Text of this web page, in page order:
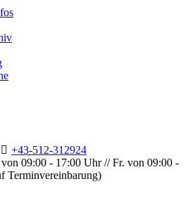
+43-512-312924
09:00 - 17:00 Uhr // Fr. von 09:00 -
Terminvereinbarung)